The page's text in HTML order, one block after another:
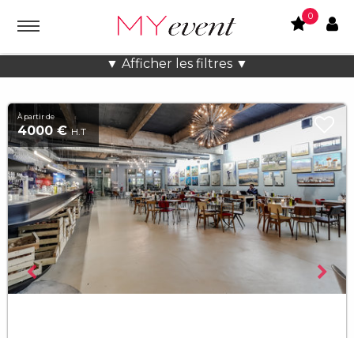
0
▼ Afficher les filtres ▼
Showrooms à Paris
À partir de
4000 €H.T